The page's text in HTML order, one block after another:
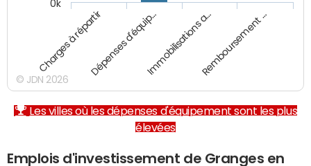
Charges à répartirDépenses d'équip…Immobilisations a…Remboursement …
0k
© JDN 2026
Les villes où les dépenses d'équipement sont les plus
élevées
Emplois d'investissement de Granges en